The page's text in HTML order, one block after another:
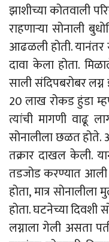
झाशीच्या कोतवाली
राहणाऱ्या सोनाली
आढळली होती. यानंतर
दावा केला होता.
साली संदिपबरोबर
20 लाख रोकड हुंडा
त्यांची मागणी वाढू
सोनालीला छळत होते.
तक्रार दाखल केली.
तडजोड करण्यात आली
होता, मात्र
होता. घटनेच्या दिवशी
लग्नाला गेली असता